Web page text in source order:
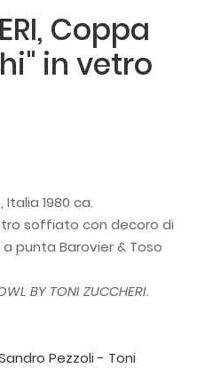
Coppa
in vetro
1980 ca.
soffiato con decoro di
punta Barovier & Toso
BY TONI ZUCCHERI.
Pezzoli - Toni